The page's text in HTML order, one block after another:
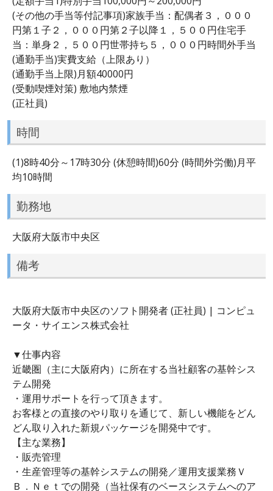
(その他の手当等付記事項)家族手当：配偶者３，０００
円第１子２，０００円第２子以降１，５００円住宅手
当：単身２，５００円世帯持ち５，０００円時間外手当
(通勤手当)実費支給（上限あり）
(通勤手当上限)月額40000円
(受動喫煙対策) 敷地内禁煙
(正社員)
時間
(1)8時40分～17時30分 (休憩時間)60分 (時間外労働)月平
均10時間
勤務地
大阪府大阪市中央区
備考
大阪府大阪市中央区のソフト開発者 (正社員) | コンピュ
ータ・サイエンス株式会社
▼仕事内容
近畿圏（主に大阪府内）に所在する当社顧客の基幹シス
テム開発
・運用サポートを行って頂きます。
お客様との直接のやり取りを通じて、新しい機能をどん
どん取り入れた新規パッケージを開発中です。
【主な業務】
・販売管理
・生産管理等の基幹システムの開発／運用支援業務Ｖ
Ｂ．Ｎｅｔでの開発（当社保有のベースシステムへのア